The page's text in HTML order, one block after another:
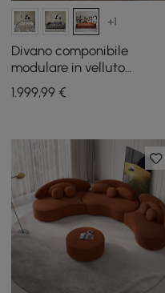
+1
Divano componibile
modulare in velluto
trapuntato a canali da 302
cm 4 pezzi
1.999,99 €